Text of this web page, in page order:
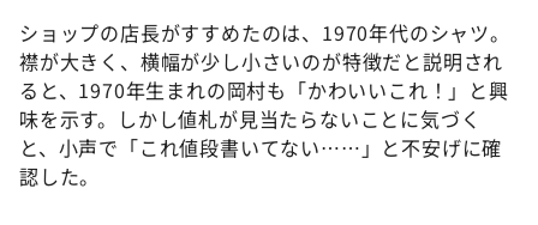
ショップの店長がすすめたのは、1970年代のシャツ。
襟が大きく、横幅が少し小さいのが特徴だと説明され
ると、1970年生まれの岡村も「かわいいこれ！」と興
味を示す。しかし値札が見当たらないことに気づく
と、小声で「これ値段書いてない……」と不安げに確
認した。